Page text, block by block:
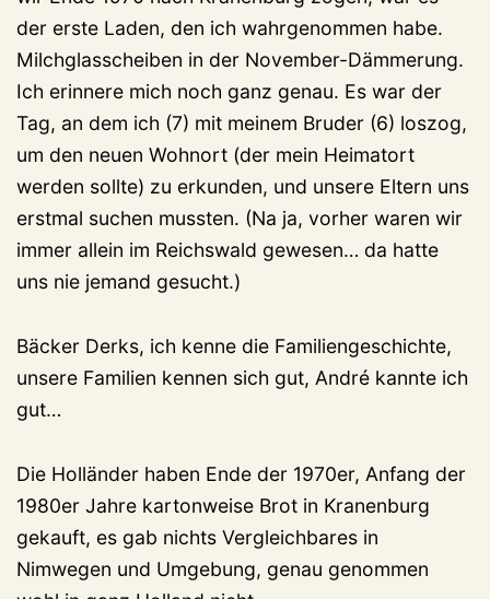
der erste Laden, den ich wahrgenommen habe.
Milchglasscheiben in der November-Dämmerung.
Ich erinnere mich noch ganz genau. Es war der
Tag, an dem ich (7) mit meinem Bruder (6) loszog,
um den neuen Wohnort (der mein Heimatort
werden sollte) zu erkunden, und unsere Eltern uns
erstmal suchen mussten. (Na ja, vorher waren wir
immer allein im Reichswald gewesen… da hatte
uns nie jemand gesucht.)
Bäcker Derks, ich kenne die Familiengeschichte,
unsere Familien kennen sich gut, André kannte ich
gut…
Die Holländer haben Ende der 1970er, Anfang der
1980er Jahre kartonweise Brot in Kranenburg
gekauft, es gab nichts Vergleichbares in
Nimwegen und Umgebung, genau genommen